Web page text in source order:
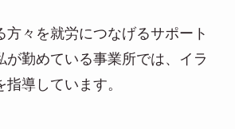
方々を就労につなげるサポート
が勤めている事業所では、イラ
導しています。